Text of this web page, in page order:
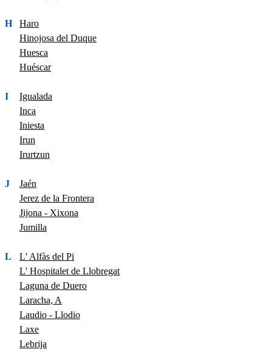
H
Haro
Hinojosa del Duque
Huesca
Huéscar
I
Igualada
Inca
Iniesta
Irun
Irurtzun
J
Jaén
Jerez de la Frontera
Jijona - Xixona
Jumilla
L
L' Alfàs del Pi
L' Hospitalet de Llobregat
Laguna de Duero
Laracha, A
Laudio - Llodio
Laxe
Lebrija